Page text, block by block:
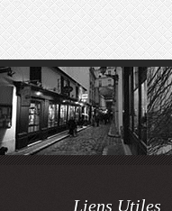
Liens Utiles